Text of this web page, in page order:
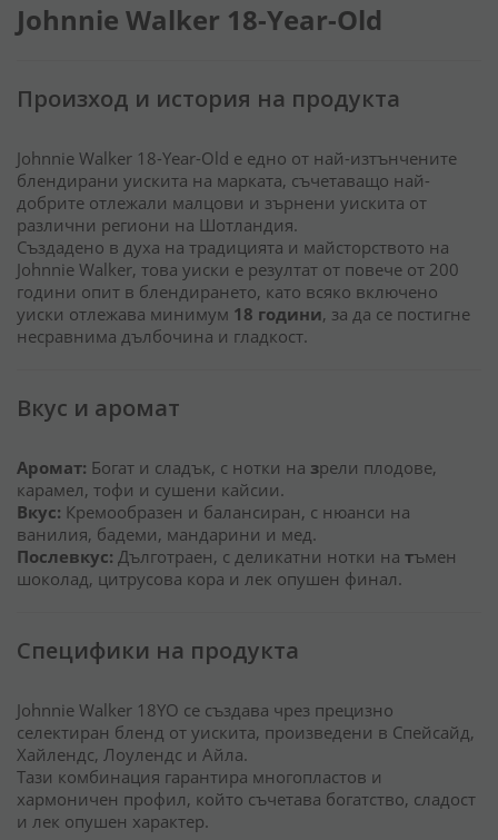
Johnnie Walker 18-Year-Old
Произход и история на продукта
Johnnie Walker 18-Year-Old е едно от най-изтънчените
блендирани уискита на марката, съчетаващо най-
добрите отлежали малцови и зърнени уискита от
различни региони на Шотландия.
Създадено в духа на традицията и майсторството на
Johnnie Walker, това уиски е резултат от повече от 200
години опит в блендирането, като всяко включено
уиски отлежава минимум 18 години, за да се постигне
несравнима дълбочина и гладкост.
Вкус и аромат
Аромат: Богат и сладък, с нотки на зрели плодове,
карамел, тофи и сушени кайсии.
Вкус: Кремообразен и балансиран, с нюанси на
ванилия, бадеми, мандарини и мед.
Послевкус: Дълготраен, с деликатни нотки на тъмен
шоколад, цитрусова кора и лек опушен финал.
Специфики на продукта
Johnnie Walker 18YO се създава чрез прецизно
селектиран бленд от уискита, произведени в Спейсайд,
Хайлендс, Лоулендс и Айла.
Тази комбинация гарантира многопластов и
хармоничен профил, който съчетава богатство, сладост
и лек опушен характер.